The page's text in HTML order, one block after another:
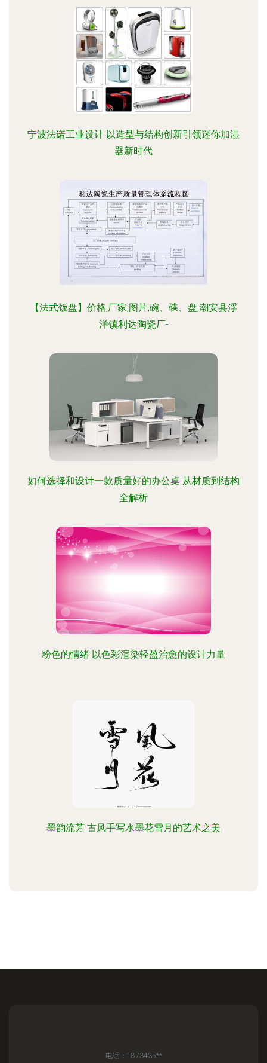
宁波法诺工业设计 以造型与结构创新引领迷你加湿
器新时代
【法式饭盘】价格,厂家,图片,碗、碟、盘,潮安县浮
洋镇利达陶瓷厂-
如何选择和设计一款质量好的办公桌 从材质到结构
全解析
粉色的情绪 以色彩渲染轻盈治愈的设计力量
墨韵流芳 古风手写水墨花雪月的艺术之美
电话：1873435**